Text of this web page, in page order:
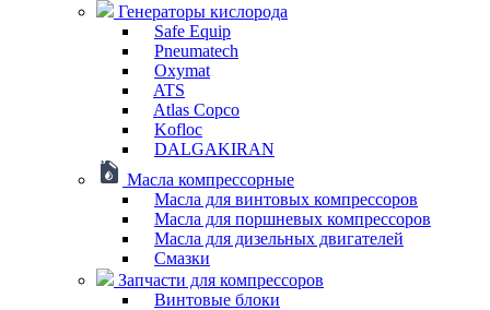
Генераторы кислорода
Safe Equip
Pneumatech
Oxymat
ATS
Atlas Copco
Kofloc
DALGAKIRAN
Масла компрессорные
Масла для винтовых компрессоров
Масла для поршневых компрессоров
Масла для дизельных двигателей
Смазки
Запчасти для компрессоров
Винтовые блоки